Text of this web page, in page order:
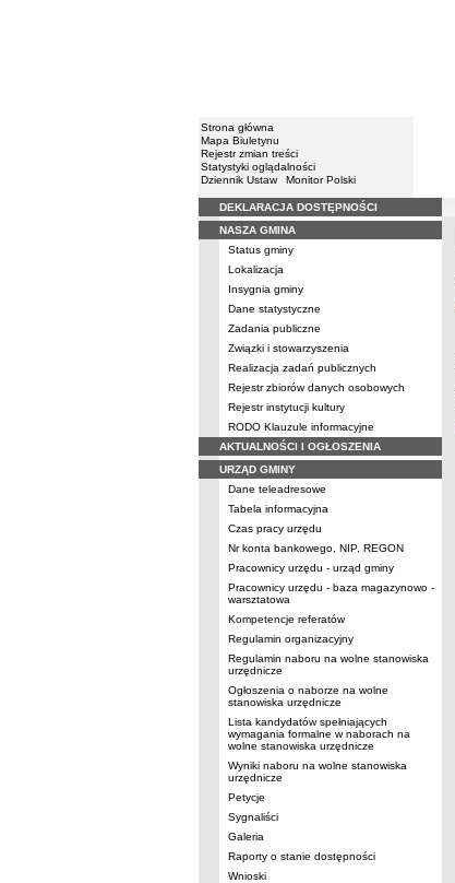
Strona główna
Mapa Biuletynu
Rejestr zmian treści
Statystyki oglądalności
Dziennik Ustaw
Monitor Polski
Menu
DEKLARACJA DOSTĘPNOŚCI
NASZA GMINA
Status gminy
Lokalizacja
Insygnia gminy
Dane statystyczne
Zadania publiczne
Związki i stowarzyszenia
Realizacja zadań publicznych
Rejestr zbiorów danych osobowych
Rejestr instytucji kultury
RODO Klauzule informacyjne
AKTUALNOŚCI I OGŁOSZENIA
URZĄD GMINY
Dane teleadresowe
Tabela informacyjna
Czas pracy urzędu
Nr konta bankowego, NIP, REGON
Pracownicy urzędu - urząd gminy
Pracownicy urzędu - baza magazynowo -
warsztatowa
Kompetencje referatów
Regulamin organizacyjny
Regulamin naboru na wolne stanowiska
urzędnicze
Ogłoszenia o naborze na wolne
stanowiska urzędnicze
Lista kandydatów spełniających
wymagania formalne w naborach na
wolne stanowiska urzędnicze
Wyniki naboru na wolne stanowiska
urzędnicze
Petycje
Sygnaliści
Galeria
Raporty o stanie dostępności
Wnioski